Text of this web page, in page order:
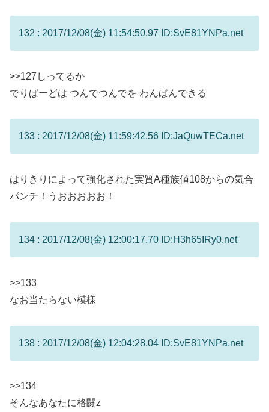
132 : 2017/12/08(金) 11:54:50.97 ID:SvE81YNPa.net
>>127 しってるか
でりばーどは つんでつんでを わんぱんできる
133 : 2017/12/08(金) 11:59:42.56 ID:JaQuwTECa.net
はりきりによって強化された実質A種族値108からの気合
パンチ！うおおおおお！
134 : 2017/12/08(金) 12:00:17.70 ID:H3h65IRy0.net
>>133
なお当たらない模様
138 : 2017/12/08(金) 12:04:28.04 ID:SvE81YNPa.net
>>134
そんなあなたに格闘z